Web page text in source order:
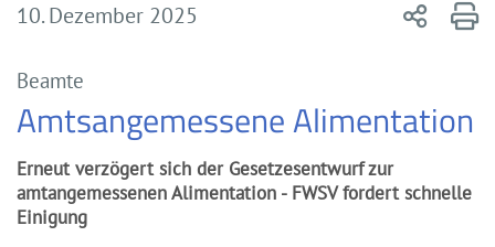
10. Dezember 2025
Beamte
Amtsangemessene Alimentation
Erneut verzögert sich der Gesetzesentwurf zur
amtangemessenen Alimentation - FWSV fordert schnelle
Einigung